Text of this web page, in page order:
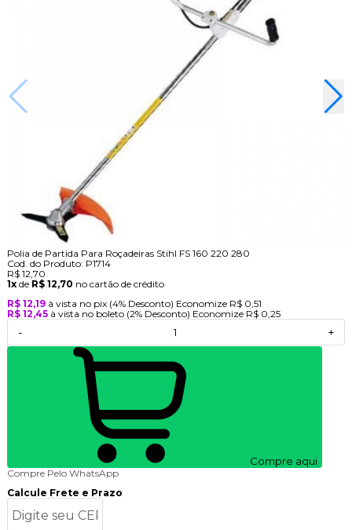
Polia de Partida Para Roçadeiras Stihl FS 160 220 280
Cod. do Produto: P1714
R$ 12,70
1xde R$ 12,70 no cartão de crédito
R$ 12,19 à vista no pix (4% Desconto) Economize R$ 0,51
R$ 12,45 à vista no boleto (2% Desconto) Economize R$ 0,25
- +
Compre aqui
Compre Pelo WhatsApp
Calcule Frete e Prazo